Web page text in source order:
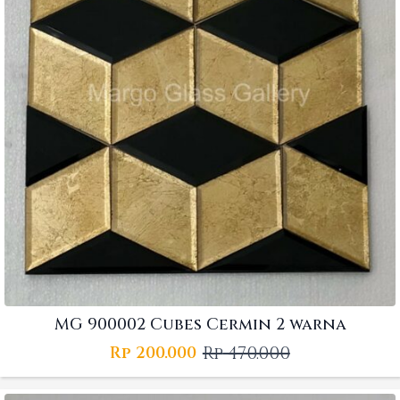
MG 900002 Cubes Cermin 2 warna
Rp470.000
Original
price
Rp 200.000 Current
price